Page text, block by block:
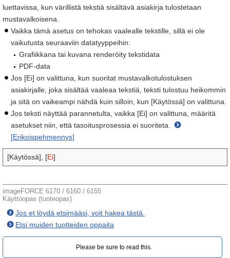
luettavissa, kun värillistä tekstiä sisältävä asiakirja tulostetaan
mustavalkoisena.
Vaikka tämä asetus on tehokas vaalealle tekstille, sillä ei ole
vaikutusta seuraaviin datatyyppeihin:
Grafiikkana tai kuvana renderöity tekstidata
PDF-data
Jos [Ei] on valittuna, kun suoritat mustavalkotulostuksen
asiakirjalle, joka sisältää vaaleaa tekstiä, teksti tulostuu heikommin
ja sitä on vaikeampi nähdä kuin silloin, kun [Käytössä] on valittuna.
Jos teksti näyttää parannetulta, vaikka [Ei] on valittuna, määritä
asetukset niin, että tasoitusprosessia ei suoriteta.
[Erikoispehmennys]
[Käytössä], [Ei]
imageFORCE 6170 / 6160 / 6155
Käyttöopas (tuoteopas)
Jos et löydä etsimääsi, voit hakea tästä.
Etsi muiden tuotteiden oppaita
Please be sure to read this.‎